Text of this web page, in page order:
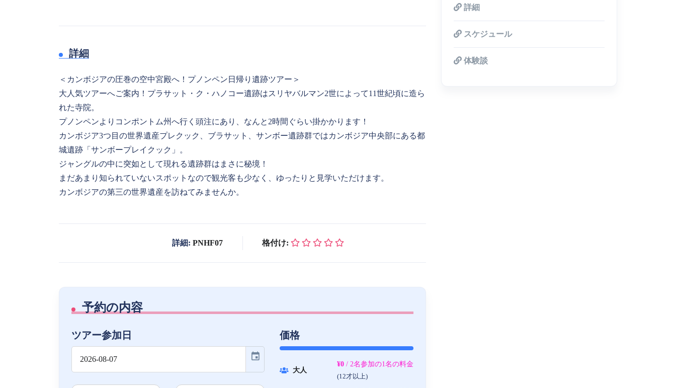
詳細
＜カンボジアの圧巻の空中宮殿へ！プノンペン日帰り遺跡ツアー＞
大人気ツアーへご案内！プラサット・ク・ハノコー遺跡はスリヤバルマン2世によって11世紀頃に造ら
れた寺院。
プノンペンよりコンポントム州へ行く頭注にあり、なんと2時間ぐらい掛かかります！
カンボジア3つ目の世界遺産プレクック、ブラサット、サンボー遺跡群ではカンボジア中央部にある都
城遺跡「サンボープレイクック」。
ジャングルの中に突如として現れる遺跡群はまさに秘境！
まだあまり知られていないスポットなので観光客も少なく、ゆったりと見学いただけます。
カンボジアの第三の世界遺産を訪ねてみませんか。
詳細: PNHF07 格付け:
予約の内容
ツアー参加日
event
価格
大人
¥0 / 2名参加の1名の料金
(12才以上)
詳細
スケジュール
体験談